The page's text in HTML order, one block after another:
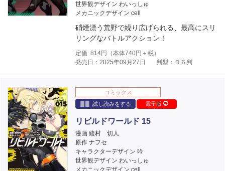
世界観デザイン わいっしゅ
メカニックデザイン cell
硝煙漂う荒野で繰り広げられる、最高にスリ
リングなバトルアクション！
定価 814円（本体740円＋税）
発売日：2025年09月27日
判型：Ｂ６判
コミックス
試し読みをする
電子版
リビルドワールド 15
漫画 綾村 切人
原作 ナフセ
キャラクターデザイン 吟
世界観デザイン わいっしゅ
メカニックデザイン cell